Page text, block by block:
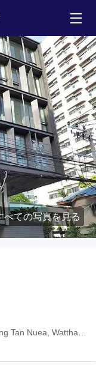
べての写真を見る
Maha Nakhon 10110, Thailand